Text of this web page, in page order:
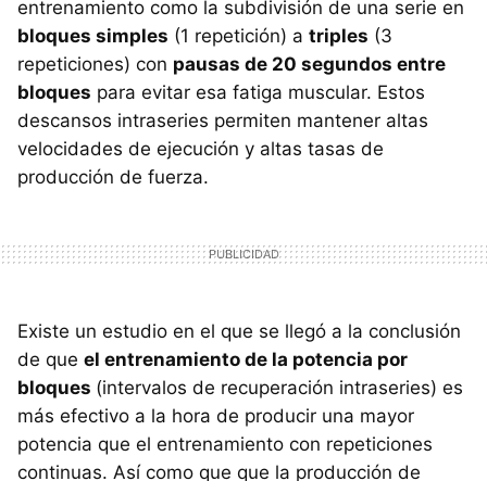
entrenamiento como la subdivisión de una serie en
bloques simples (1 repetición) a triples (3
repeticiones) con pausas de 20 segundos entre
bloques para evitar esa fatiga muscular. Estos
descansos intraseries permiten mantener altas
velocidades de ejecución y altas tasas de
producción de fuerza.
Existe un estudio en el que se llegó a la conclusión
de que el entrenamiento de la potencia por
bloques (intervalos de recuperación intraseries) es
más efectivo a la hora de producir una mayor
potencia que el entrenamiento con repeticiones
continuas. Así como que que la producción de